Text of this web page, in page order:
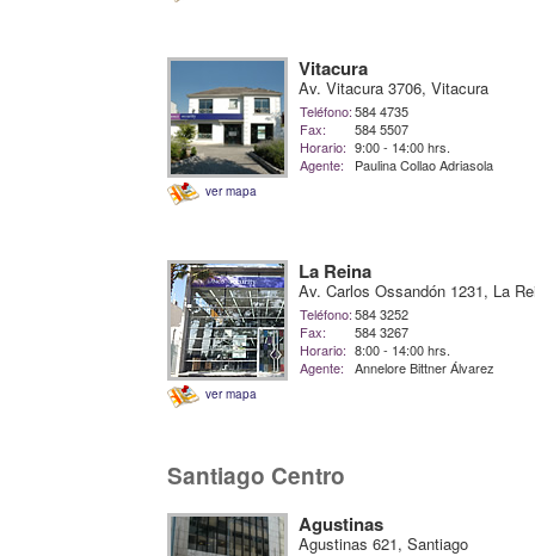
ver mapa
Vitacura
Av. Vitacura 3706, Vitacura
Teléfono:584 4735
Fax:
584 5507
Horario: 9:00 - 14:00 hrs.
Agente:
Paulina Collao Adriasola
ver mapa
La Reina
Av. Carlos Ossandón 1231, La
Teléfono:584 3252
Fax:
584 3267
Horario: 8:00 - 14:00 hrs.
Agente:
Annelore Bittner Álvarez
Santiago Centro
Agustinas
Agustinas 621, Santiago